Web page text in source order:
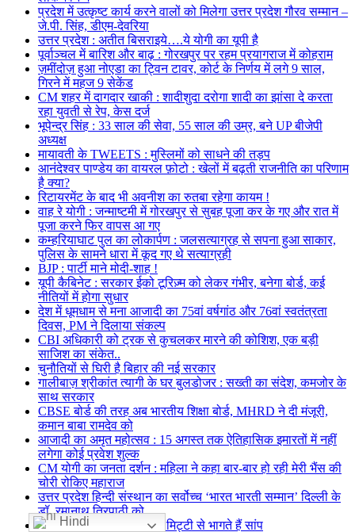
प्रदेश में उत्कृष्ट कार्य करने वालों को मिलेगा उत्तर प्रदेश गौरव सम्मान –
जे.पी. सिंह, डीएम-देवरिया
उत्तर प्रदेश : अतीत बिसराइये….ये योगी का यूपी है
पूर्वाञ्चल में बारिश और बाढ़ : गोरखपुर पर रहम प्रयागराज में कोहराम
ज़मींदोज़ हुआ नोएडा का ट्विन टावर, कोर्ट के निर्णय में लगे 9 साल,
गिरने में महज 9 सेकेंड
CM शहर में दागदार खाकी : शादीशुदा दरोगा शादी का झांसा दे करता
रहा युवती से रेप, केस दर्ज
भूपेन्द्र सिंह : 33 साल की सेवा, 55 साल की उम्र, बने UP बीजेपी
अध्यक्ष
मायावती के TWEETS : मुस्लिमों को साधने की तड़प
आनंदेश्वर पाण्डेय का वायरल फ़ोटो : खेलों में बढ़ती राजनीति का परिणाम
है क्या?
रिटायरमेंट के बाद भी अवनीश का रुतबा रहेगा कायम !
वाह रे योगी : जन्माष्टमी में गोरखपुर से सुबह पूजा कर के गए और रात में
पूजा करने फिर वापस आ गए
कम्हरियाघाट पुल का लोकार्पण : जलसत्याग्रह से सपना हुआ साकार,
पुलिस के सामने धारा में कूद गए थे सत्याग्रही
BJP : पार्टी माने मोदी-शाह !
यूपी कैबिनेट : सरकार ईको टूरिज़्म को लेकर गंभीर, बनेगा बोर्ड, कई
नीतियों में होगा सुधार
देश में धूमधाम से मना आजादी का 75वां वर्षगांठ और 76वां स्वतंत्रता
दिवस, PM ने दिलाया संकल्प
CBI अधिकारी को ट्रक से कुचलकर मारने की कोशिश, एक बड़ी
साजिश का संकेत..
चुनौतियों से घिरी है बिहार की नई सरकार
गालीबाज़ श्रीकांत त्यागी के घर बुलडोजर : सख्ती का संदेश, कमजोर के
साथ सरकार
CBSE बोर्ड की तरह अब भारतीय शिक्षा बोर्ड, MHRD ने दी मंजूरी,
कमान बाबा रामदेव को
आजादी का अमृत महोत्सव : 15 अगस्त तक ऐतिहासिक इमारतों में नहीं
लगेगा कोई प्रवेश शुल्क
CM योगी का जनता दर्शन : महिला ने कहा बार-बार हो रही मेरी भैंस की
चोरी रोकिए महाराज
उत्तर प्रदेश हिन्दी संस्थान का सर्वोच्च ‘भारत भारती सम्मान’ दिल्ली के
डॉ. रमानाथ त्रिपाठी को
नागपंचमी विशेष : सर्पकुंड की मिट्टी से भागते हैं सांप
Hindi